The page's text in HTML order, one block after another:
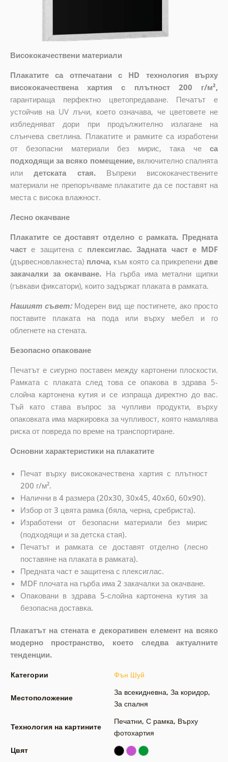
Висококачествени материали
Плакатите са отпечатани с HD технология върху
висококачествена хартия с плътност 200 г/м²,
гарантираща перфектно цветопредаване. Печатът е
устойчив на UV лъчи, което означава, че цветовете не
избледняват дори при продължително излагане на
слънчева светлина. Плакатите и рамките са изработени
от безопасни материали без мирис, така че
са
подходящи за всяко помещение, включително спалнята
или
детската стая.
Въпреки висококачествените
материали не препоръчваме плакатите да се поставят на
места с висока влажност.
Лесно окачване
Плакатите се доставят отделно с рамката. Предната
част е защитена с плексиглас. Задната част е MDF
(дървесновлакнеста) плоча, към която са прикрепени две
закачалки за окачване. На гърба има метални щипки
(гъвкави фиксатори), които задържат плаката в рамката.
Нашият съвет: Модерен вид ще постигнете, ако просто
поставите плаката на пода или върху мебел и го
облегнете на стената.
Безопасно опаковане
Печатът е сигурно поставен между картонени плоскости.
Рамката с плаката след това се опакова в здрава 5-
слойна картонена кутия и се изпраща директно до вас.
Тъй като става въпрос за чупливи продукти, върху
опаковката има маркировка за чупливост, която намалява
риска от повреда по време на транспортиране.
Основни характеристики на плакатите
Печат върху висококачествена хартия с плътност
200 г/м².
Налични в 4 размера (20x30, 30x45, 40x60, 60x90).
Избор от 3 цвята рамка (бяла, черна, сребриста).
Изработени от безопасни материали без мирис
(подходящи и за детска стая).
Печатът и рамката се доставят отделно (лесно
поставяне на плаката в рамката).
Предната част е защитена с плексиглас.
MDF плочата на гърба има 2 закачалки за окачване.
Опаковани в здрава 5-слойна картонена кутия за
безопасна доставка.
Плакатът на стената е декоративен елемент на всяко
модерно пространство, което следва актуалните
тенденции.
Категории Фън Шуй
Местоположение
За всекидневна, За коридор,
За спалня
Технология на картините
Печатни, С рамка, Върху
фотохартия
Цвят